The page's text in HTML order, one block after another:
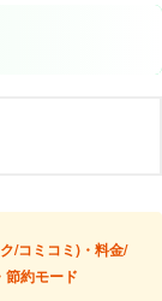
/コミコミ)・料金/
約モード